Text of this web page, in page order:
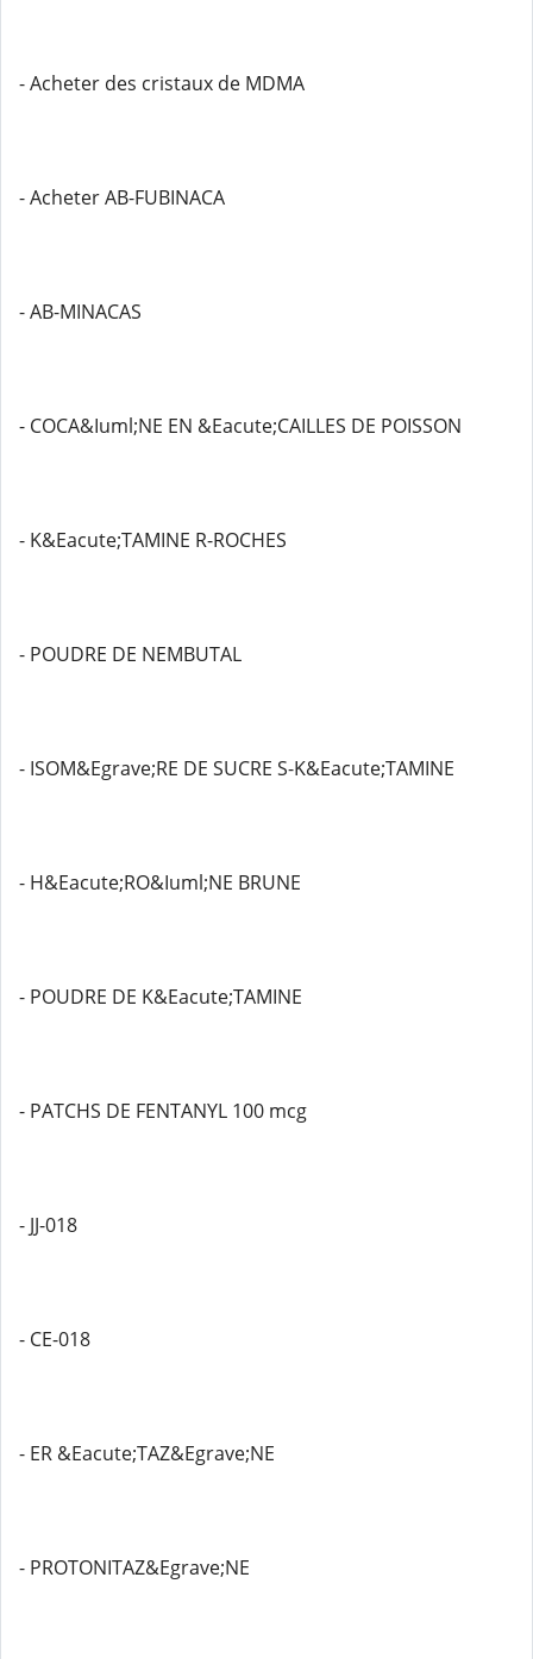
- Acheter des cristaux de MDMA
- Acheter AB-FUBINACA
- AB-MINACAS
- COCA&Iuml;NE EN &Eacute;CAILLES DE POISSON
- K&Eacute;TAMINE R-ROCHES
- POUDRE DE NEMBUTAL
- ISOM&Egrave;RE DE SUCRE S-K&Eacute;TAMINE
- H&Eacute;RO&Iuml;NE BRUNE
- POUDRE DE K&Eacute;TAMINE
- PATCHS DE FENTANYL 100 mcg
- JJ-018
- CE-018
- ER &Eacute;TAZ&Egrave;NE
- PROTONITAZ&Egrave;NE